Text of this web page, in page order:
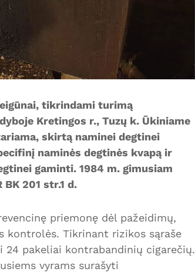
tikrindami turimą
Kretingos r., Tuzų k. Ūkiniame
skirtą naminei degtinei
naminės degtinės kvapą ir
gaminti. 1984 m. gimusiam
201 str.1 d.
priemonę dėl pažeidimų,
kontrolės. Tikrinant rizikos sąraše
24 pakeliai kontrabandinių cigarečių.
vyrams surašyti